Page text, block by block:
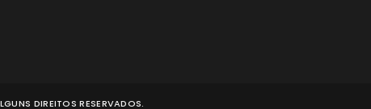
DIREITOS RESERVADOS.